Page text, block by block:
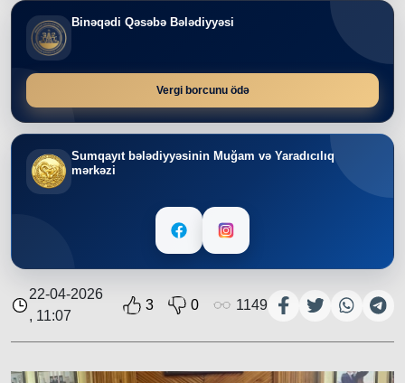
Binəqədi Qəsəbə Bələdiyyəsi
Vergi borcunu ödə
Sumqayıt bələdiyyəsinin Muğam və Yaradıcılıq
mərkəzi
22-04-2026
, 11:07
3 0 1149